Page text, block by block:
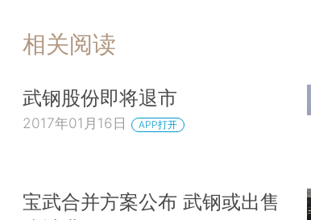
相关阅读
武钢股份即将退市
2017年01月16日 APP打开
宝武合并方案公布 武钢或出售